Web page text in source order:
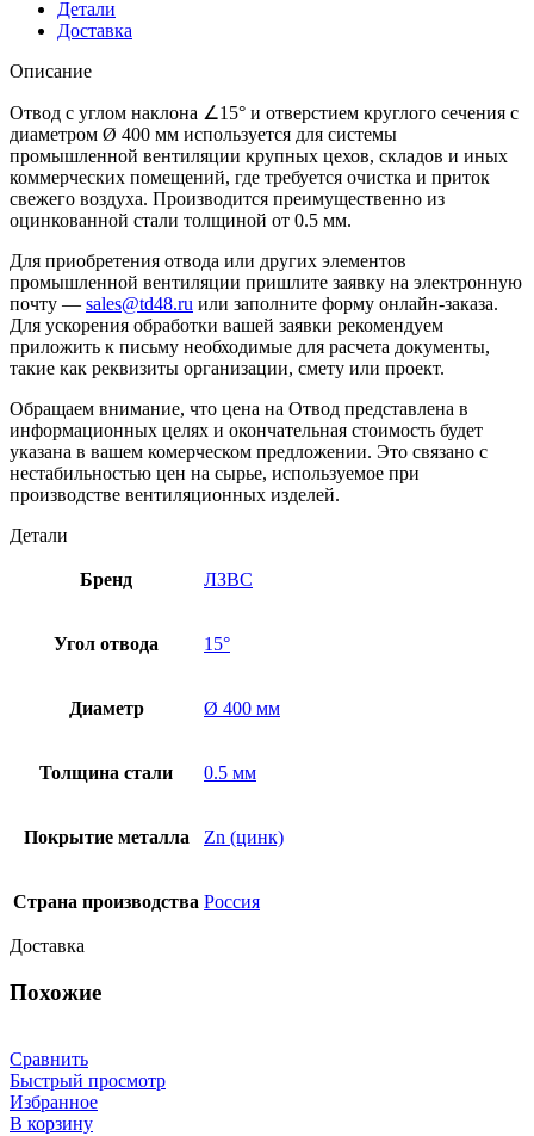
Детали
Доставка
Описание
Отвод с углом наклона ∠15° и отверстием круглого сечения с
диаметром Ø 400 мм используется для системы
промышленной вентиляции крупных цехов, складов и иных
коммерческих помещений, где требуется очистка и приток
свежего воздуха. Производится преимущественно из
оцинкованной стали толщиной от 0.5 мм.
Для приобретения отвода или других элементов
промышленной вентиляции пришлите заявку на электронную
почту — sales@td48.ru или заполните форму онлайн-заказа.
Для ускорения обработки вашей заявки рекомендуем
приложить к письму необходимые для расчета документы,
такие как реквизиты организации, смету или проект.
Обращаем внимание, что цена на Отвод представлена в
информационных целях и окончательная стоимость будет
указана в вашем комерческом предложении. Это связано с
нестабильностью цен на сырье, используемое при
производстве вентиляционных изделей.
Детали
Бренд ЛЗВС
Угол отвода 15°
Диаметр Ø 400 мм
Толщина стали 0.5 мм
Покрытие металла Zn (цинк)
Страна производства Россия
Доставка
Похожие
Сравнить
Быстрый просмотр
Избранное
В корзину